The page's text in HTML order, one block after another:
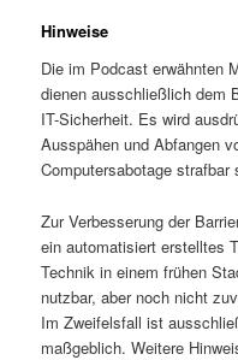
Hinweise
Die im Podcast erwähnten
dienen ausschließlich dem
IT-Sicherheit. Es wird
Ausspähen und Abfangen
Computersabotage strafbar
Zur Verbesserung der
ein automatisiert erstelltes
Technik in einem frühen
nutzbar, aber noch nicht
Im Zweifelsfall ist
maßgeblich. Weitere